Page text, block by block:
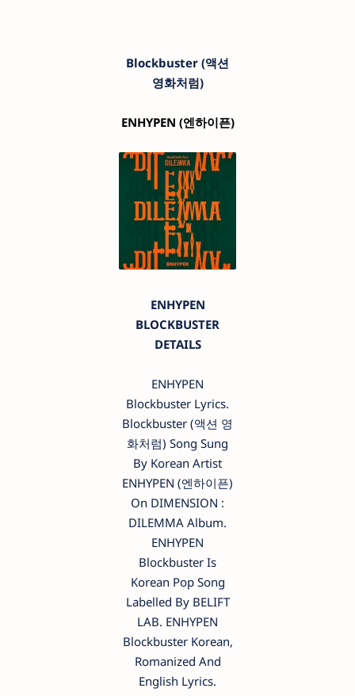
Blockbuster (액션
영화처럼)
ENHYPEN (엔하이픈)
ENHYPEN
BLOCKBUSTER
DETAILS
ENHYPEN
Blockbuster Lyrics.
Blockbuster (액션 영
화처럼) Song Sung
By Korean Artist
ENHYPEN (엔하이픈)
On DIMENSION :
DILEMMA Album.
ENHYPEN
Blockbuster Is
Korean Pop Song
Labelled By BELIFT
LAB. ENHYPEN
Blockbuster Korean,
Romanized And
English Lyrics.